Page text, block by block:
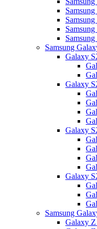
Samsung
Galaxy
Galaxy
Galaxy
Galaxy
Samsung
Galaxy